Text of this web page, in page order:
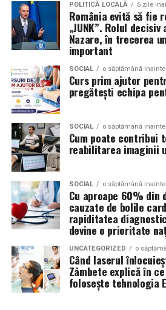
Cum ajungi la Summer Well
Autobuz
Cursele speciale pleaca din
statiei de metrou Straulesti, la
15–30 de minute.
Primele plecari:
Vineri – 15:30
Sambata si duminica – 13:30
Ultima cursa de intoarcere din
Biletul poate fi cumparat online.
Tren
Ruta Gara de Nord – Buftea
minute.
POLITICĂ LOCALĂ 6 zile
România evită să fie
„JUNK”. Rolul
Nazare, în trecerea
important
SOCIAL o săptămână inainte
Curs prim ajutor
pregătești echipa
SOCIAL o săptămână inainte
Cum poate contribui
reabilitarea imaginii
SOCIAL o săptămână inainte
Cu aproape 60% din
cauzate de bolile
rapiditatea
devine o prioritate
UNCATEGORIZED o
Când laserul
Zâmbete explică în
folosește tehnologia